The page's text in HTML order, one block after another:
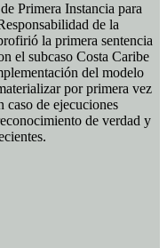
Primera Instancia para
de la
la primera sentencia
el subcaso Costa Caribe
del modelo
por primera vez
caso de ejecuciones
de verdad y